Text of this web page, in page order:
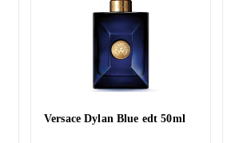
Versace Dylan Blue edt 50ml